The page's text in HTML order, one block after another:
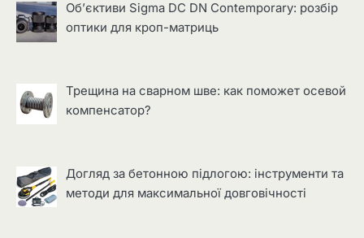
Об’єктиви Sigma DC DN Contemporary: розбір
оптики для кроп-матриць
Трещина на сварном шве: как поможет осевой
компенсатор?
Догляд за бетонною підлогою: інструменти та
методи для максимальної довговічності